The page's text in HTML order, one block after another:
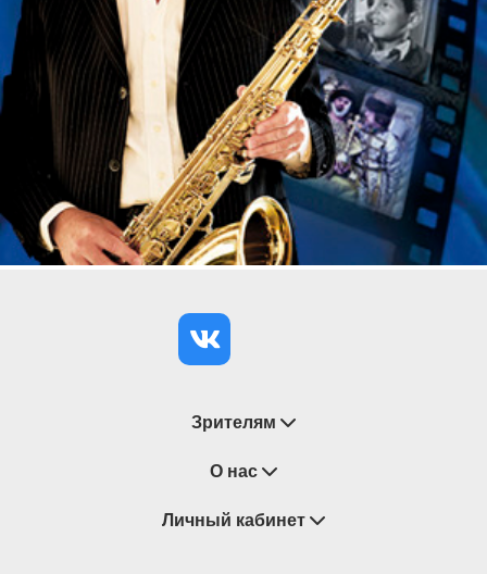
Зрителям
Восстановление билетов
Замена / Отмена / Перенос мероприятий
О нас
О компании
Личный кабинет